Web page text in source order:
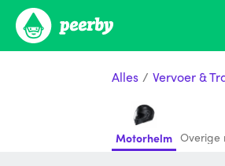
Alles / Vervoer &
Motorhelm Overige